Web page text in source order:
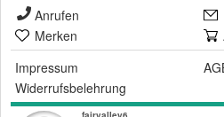
Anrufen
Merken
Impressum
Widerrufsbelehrung